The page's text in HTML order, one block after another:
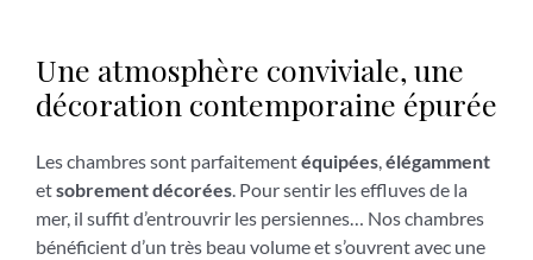
Une atmosphère conviviale, une
décoration contemporaine épurée
Les chambres sont parfaitementéquipées,élégamment
etsobrementdécorées. Pour sentir les effluves de la
mer, il suffit d’entrouvrir les persiennes… Nos chambres
bénéficient d’un très beau volume et s’ouvrent avec une